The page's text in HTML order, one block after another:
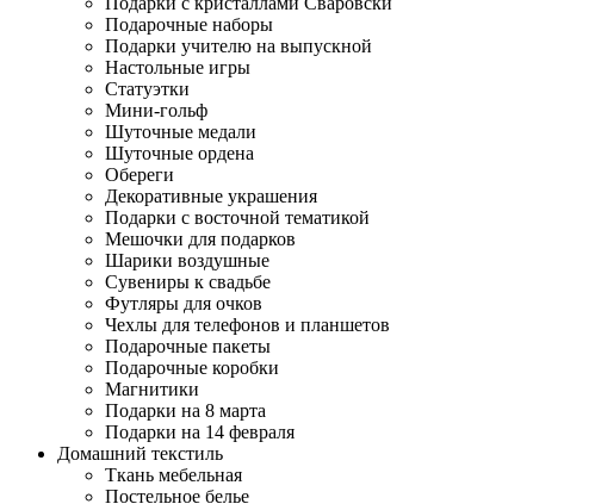
Подарочные наборы
Подарки учителю на выпускной
Настольные игры
Статуэтки
Мини-гольф
Шуточные медали
Шуточные ордена
Обереги
Декоративные украшения
Подарки с восточной тематикой
Мешочки для подарков
Шарики воздушные
Сувениры к свадьбе
Футляры для очков
Чехлы для телефонов и планшетов
Подарочные пакеты
Подарочные коробки
Магнитики
Подарки на 8 марта
Подарки на 14 февраля
Домашний текстиль
Ткань мебельная
Постельное белье